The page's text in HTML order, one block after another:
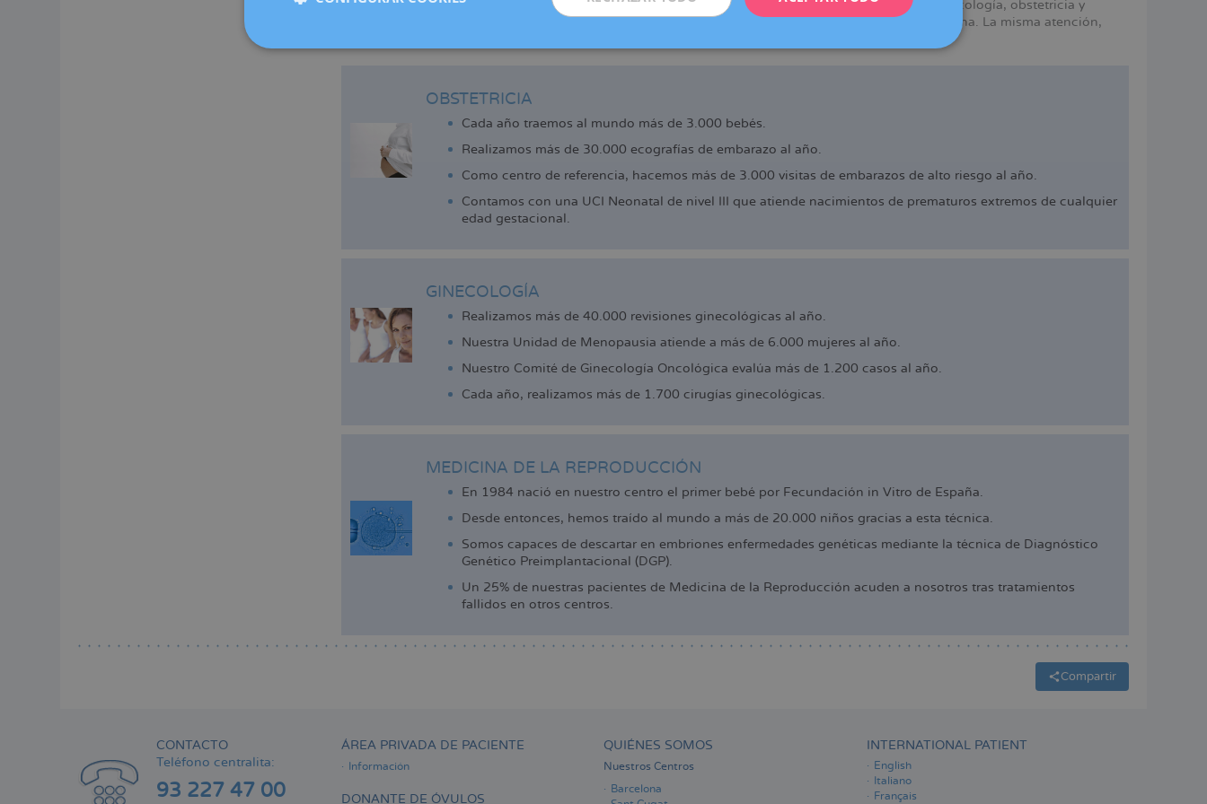
Cugat, Sabadell, Manresa, Reus y Vic (centro colaborador), que ofrecen los mismos servicios en ginecología, obstetricia y
medicina de la reproducción que actualmente ya disfrutan las pacientes de Dexeus Mujer en Barcelona. La misma atención,
OBSTETRICIA
Cada año traemos al mundo más de 3.000 bebés.
Realizamos más de 30.000 ecografías de embarazo al año.
Como centro de referencia, hacemos más de 3.000 visitas de embarazos de alto riesgo al año.
Contamos con una UCI Neonatal de nivel III que atiende nacimientos de prematuros extremos de cualquier
edad gestacional.
GINECOLOGÍA
Realizamos más de 40.000 revisiones ginecológicas al año.
Nuestra Unidad de Menopausia atiende a más de 6.000 mujeres al año.
Nuestro Comité de Ginecología Oncológica evalúa más de 1.200 casos al año.
Cada año, realizamos más de 1.700 cirugías ginecológicas.
MEDICINA DE LA REPRODUCCIÓN
En 1984 nació en nuestro centro el primer bebé por Fecundación in Vitro de España.
Desde entonces, hemos traído al mundo a más de 20.000 niños gracias a esta técnica.
Somos capaces de descartar en embriones enfermedades genéticas mediante la técnica de Diagnóstico
Genético Preimplantacional (DGP).
Un 25% de nuestras pacientes de Medicina de la Reproducción acuden a nosotros tras tratamientos
fallidos en otros centros.
Compartir
CONTACTO
Teléfono centralita:
93 227 47 00
ÁREA PRIVADA DE PACIENTE
Información
DONANTE DE ÓVULOS
QUIÉNES SOMOS
Nuestros Centros
Barcelona
INTERNATIONAL PATIENT
English
Italiano
Français